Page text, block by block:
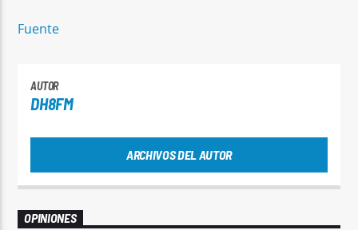
Fuente
AUTOR
DH8FM
ARCHIVOS DEL AUTOR
OPINIONES